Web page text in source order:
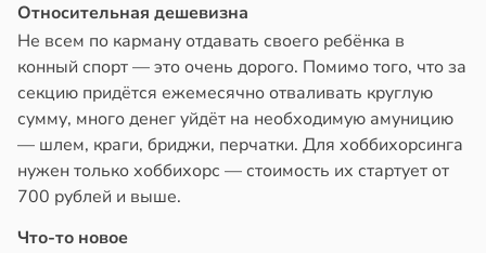
Относительная дешевизна
Не всем по карману отдавать своего ребёнка в
конный спорт — это очень дорого. Помимо того, что за
секцию придётся ежемесячно отваливать круглую
сумму, много денег уйдёт на необходимую амуницию
— шлем, краги, бриджи, перчатки. Для хоббихорсинга
нужен только хоббихорс — стоимость их стартует от
700 рублей и выше.
Что-то новое